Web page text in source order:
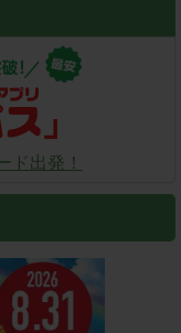
ド出発！